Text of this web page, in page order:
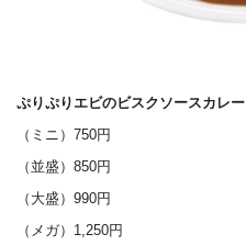
ぷりぷりエビのビスクソースカレー
（ミニ）750円
（並盛）850円
（大盛）990円
（メガ）1,250円